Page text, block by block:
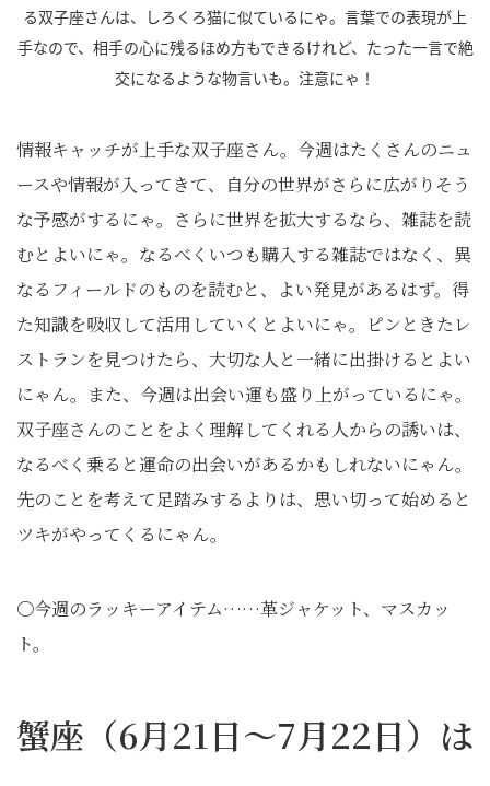
る双子座さんは、しろくろ猫に似ているにゃ。言葉での表現が上
手なので、相手の心に残るほめ方もできるけれど、たった一言で絶
交になるような物言いも。注意にゃ！
情報キャッチが上手な双子座さん。今週はたくさんのニュ
ースや情報が入ってきて、自分の世界がさらに広がりそう
な予感がするにゃ。さらに世界を拡大するなら、雑誌を読
むとよいにゃ。なるべくいつも購入する雑誌ではなく、異
なるフィールドのものを読むと、よい発見があるはず。得
た知識を吸収して活用していくとよいにゃ。ピンときたレ
ストランを見つけたら、大切な人と一緒に出掛けるとよい
にゃん。また、今週は出会い運も盛り上がっているにゃ。
双子座さんのことをよく理解してくれる人からの誘いは、
なるべく乗ると運命の出会いがあるかもしれないにゃん。
先のことを考えて足踏みするよりは、思い切って始めると
ツキがやってくるにゃん。
〇今週のラッキーアイテム……革ジャケット、マスカッ
ト。
蟹座（6月21日～7月22日）は